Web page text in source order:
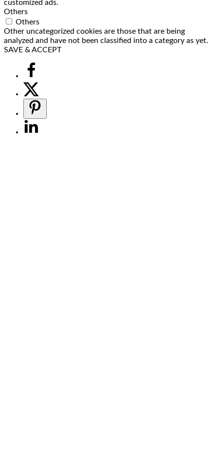
customized ads.
Others
Others
Other uncategorized cookies are those that are being
analyzed and have not been classified into a category as yet.
SAVE & ACCEPT